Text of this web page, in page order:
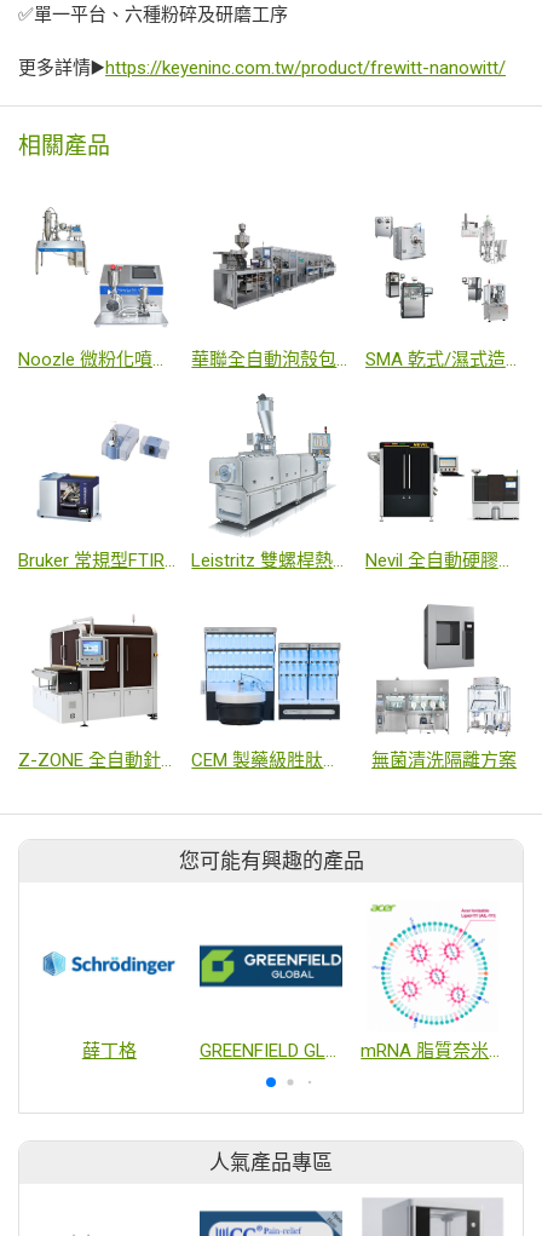
✅單一平台、六種粉碎及研磨工序
更多詳情▶️https://keyeninc.com.tw/product/frewitt-nanowitt/
相關產品
Noozle 微粉化噴射氣流粉碎機 / 微射流高壓均質機 華聯全自動泡殼包裝整線方案 SMA 乾式/濕式造粒、流動床、壓錠、膠囊充填、包衣機：高速全自動膠囊充填機
Bruker 常規型FTIR紅外光譜儀 /XRD 晶型分析 Leistritz 雙螺桿熱熔擠出系統 Nevil 全自動硬膠囊異檢機 / 360°錠劑膠囊異檢機
Z-ZONE 全自動針劑異檢機 CEM 製藥級胜肽合成系統 無菌清洗隔離方案
您可能有興趣的產品
薛丁格 GREENFIELD GLOBAL mRNA 脂質奈米粒子傳輸平台 (AIL-111 LNP)
人氣產品專區